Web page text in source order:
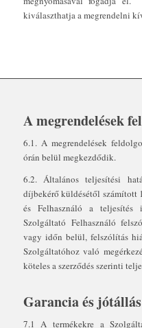
kiválaszthatja a megrendelni
A megrendelések
6.1. A megrendelések
órán belül megkezdődik.
6.2. Általános teljesítési
díjbekérő küldésétől számított
és Felhasználó a teljesítés
Szolgáltató Felhasználó
vagy időn belül, felszólítás
Szolgáltatóhoz való
köteles a szerződés szerinti
Garancia és jótállás
7.1 A termékekre a